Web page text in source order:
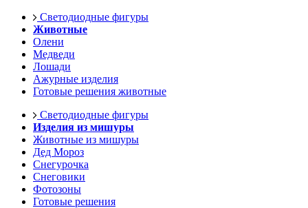
Светодиодные фигуры
Животные
Олени
Медведи
Лошади
Ажурные изделия
Готовые решения животные
Светодиодные фигуры
Изделия из мишуры
Животные из мишуры
Дед Мороз
Снегурочка
Снеговики
Фотозоны
Готовые решения